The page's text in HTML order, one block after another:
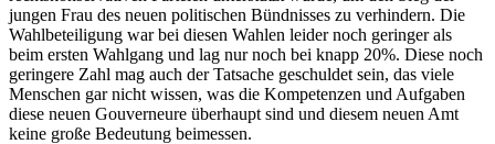
jungen Frau des neuen politischen Bündnisses zu verhindern. Die
Wahlbeteiligung war bei diesen Wahlen leider noch geringer als
beim ersten Wahlgang und lag nur noch bei knapp 20%. Diese noch
geringere Zahl mag auch der Tatsache geschuldet sein, das viele
Menschen gar nicht wissen, was die Kompetenzen und Aufgaben
diese neuen Gouverneure überhaupt sind und diesem neuen Amt
keine große Bedeutung beimessen.